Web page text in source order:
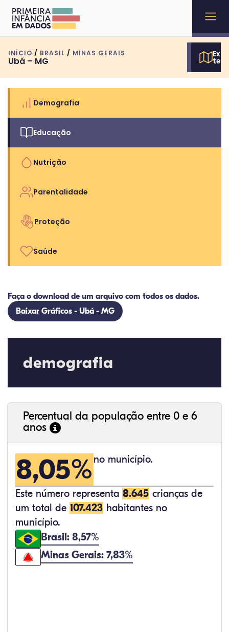
INÍCIO / BRASIL / MINAS GERAIS
Ubá – MG
Demografia
Educação
Nutrição
Parentalidade
Proteção
Saúde
Faça o download de um arquivo com todos os dados.
Baixar Gráficos - Ubá - MG
demografia
Percentual da população entre 0 e 6
anos
8,05% no município.
Este número representa 8.645 crianças de
um total de 107.423 habitantes no
município.
Brasil: 8,57%
Minas Gerais: 7,83%